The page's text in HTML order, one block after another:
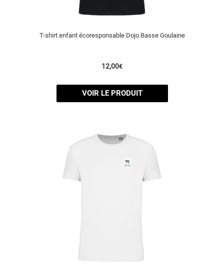
T-shirt enfant écoresponsable Dojo Basse Goulaine
12,00€
VOIR LE PRODUIT